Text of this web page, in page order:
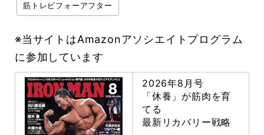
筋トレビフォーアフター
※当サイトはAmazonアソシエイトプログラム
に参加しています
2026年8月号
「休養」が筋肉を育
てる
最新リカバリー戦略